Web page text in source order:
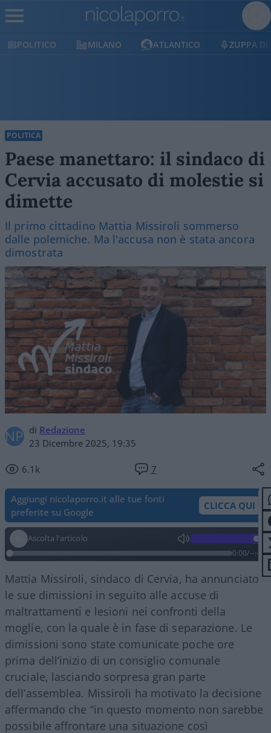
POLITICO MILANO ATLANTICO ZUPPA DI
POLITICA
Paese manettaro: il sindaco di
Cervia accusato di molestie si
dimette
Il primo cittadino Mattia Missiroli sommerso
dalle polemiche. Ma l'accusa non è stata ancora
dimostrata
di Redazione
23 Dicembre 2025, 19:35
6.1k 7
Aggiungi nicolaporro.it alle tue fonti
preferite su Google
CLICCA QUI
Ascolta l'articolo
0:00/--:--
Mattia Missiroli, sindaco di Cervia, ha annunciato
le sue dimissioni in seguito alle accuse di
maltrattamenti e lesioni nei confronti della
moglie, con la quale è in fase di separazione. Le
dimissioni sono state comunicate poche ore
prima dell’inizio di un consiglio comunale
cruciale, lasciando sorpresa gran parte
dell’assemblea. Missiroli ha motivato la decisione
affermando che “in questo momento non sarebbe
possibile affrontare una situazione così